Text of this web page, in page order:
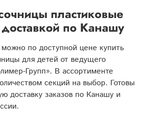
пластиковые
по Канашу
по доступной цене купить
для детей от ведущего
Групп». В ассортименте
секций на выбор. Готовы
доставку заказов по Канашу и